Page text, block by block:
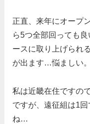
正直、来年にオープ
ら5つ全部回っても
ースに取り上げられ
が出ます…悩ましい。
私は近畿在住ですの
ですが、遠征組は1
ね…